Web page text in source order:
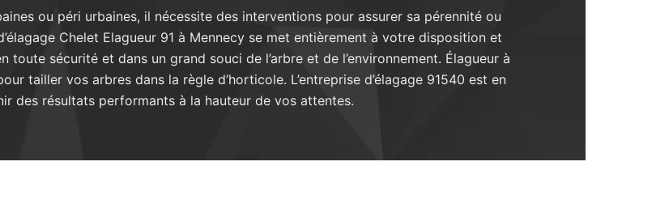
ou péri urbaines, il nécessite des interventions pour assurer sa pérennité ou
Chelet Elagueur 91 à Mennecy se met entièrement à votre disposition et
toute sécurité et dans un grand souci de l’arbre et de l’environnement. Élagueur à
tailler vos arbres dans la règle d’horticole. L’entreprise d’élagage 91540 est en
des résultats performants à la hauteur de vos attentes.